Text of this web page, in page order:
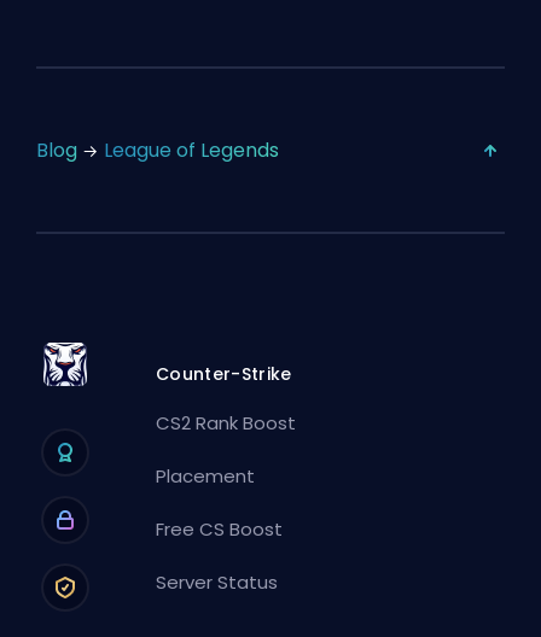
Blog League of Legends
Counter-Strike
CS2 Rank Boost
Placement
Free CS Boost
Server Status